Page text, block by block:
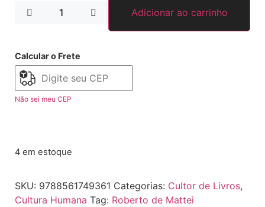
Adicionar ao carrinho
Calcular o Frete
Não sei meu CEP
4 em estoque
SKU: 9788561749361 Categorias: Cultor de Livros,
Cultura Humana Tag: Roberto de Mattei